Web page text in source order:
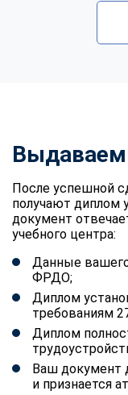
После успешной
получают диплом
документ
учебного центра:
Данные
ФРДО;
Диплом
требованиям
Диплом
Ваш документ
и признается